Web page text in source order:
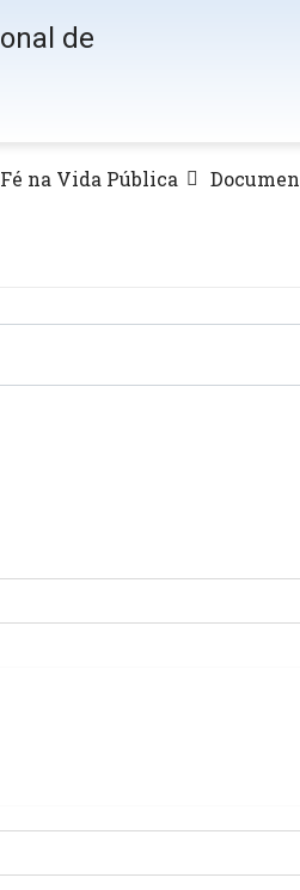
Fé na Vida Pública